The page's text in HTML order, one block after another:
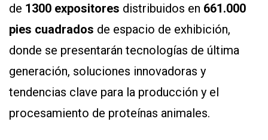
de 1300 expositores distribuidos en 661.000
pies cuadrados de espacio de exhibición,
donde se presentarán tecnologías de última
generación, soluciones innovadoras y
tendencias clave para la producción y el
procesamiento de proteínas animales.